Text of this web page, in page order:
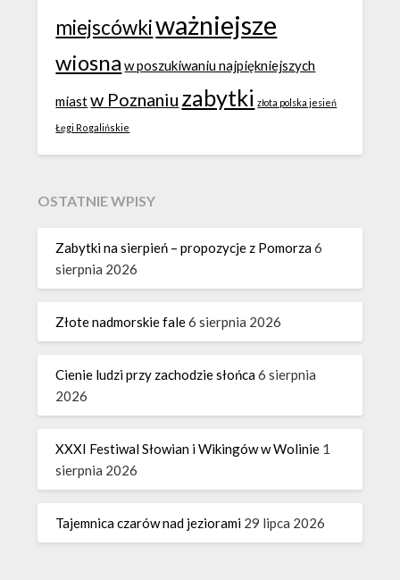
miejscówkiważniejsze
wiosna w poszukiwaniu najpiękniejszych
miastw Poznaniu zabytki złota polska jesień
Łęgi Rogalińskie
OSTATNIE WPISY
Zabytki na sierpień – propozycje z Pomorza6
sierpnia 2026
Złote nadmorskie fale6 sierpnia 2026
Cienie ludzi przy zachodzie słońca6 sierpnia
2026
XXXI Festiwal Słowian i Wikingów w Wolinie 1
sierpnia 2026
Tajemnica czarów nad jeziorami 29 lipca 2026